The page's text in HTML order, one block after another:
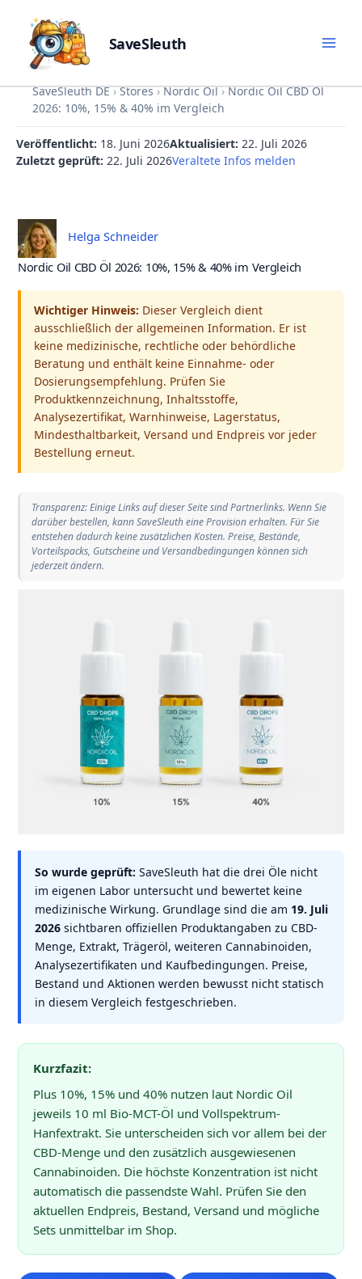
content
SaveSleuth
SaveSleuth DE › Stores › Nordic Oil › Nordic Oil CBD Öl
2026: 10%, 15% & 40% im Vergleich
Veröffentlicht: 18. Juni 2026Aktualisiert: 22. Juli 2026
Zuletzt geprüft: 22. Juli 2026Veraltete Infos melden
Helga Schneider
Nordic Oil CBD Öl 2026: 10%, 15% & 40% im Vergleich
Wichtiger Hinweis: Dieser Vergleich dient
ausschließlich der allgemeinen Information. Er ist
keine medizinische, rechtliche oder behördliche
Beratung und enthält keine Einnahme- oder
Dosierungsempfehlung. Prüfen Sie
Produktkennzeichnung, Inhaltsstoffe,
Analysezertifikat, Warnhinweise, Lagerstatus,
Mindesthaltbarkeit, Versand und Endpreis vor jeder
Bestellung erneut.
Transparenz: Einige Links auf dieser Seite sind Partnerlinks. Wenn Sie
darüber bestellen, kann SaveSleuth eine Provision erhalten. Für Sie
entstehen dadurch keine zusätzlichen Kosten. Preise, Bestände,
Vorteilspacks, Gutscheine und Versandbedingungen können sich
jederzeit ändern.
So wurde geprüft: SaveSleuth hat die drei Öle nicht
im eigenen Labor untersucht und bewertet keine
medizinische Wirkung. Grundlage sind die am 19. Juli
2026sichtbaren offiziellen Produktangaben zu CBD-
Menge, Extrakt, Trägeröl, weiteren Cannabinoiden,
Analysezertifikaten und Kaufbedingungen. Preise,
Bestand und Aktionen werden bewusst nicht statisch
in diesem Vergleich festgeschrieben.
Kurzfazit:
Plus 10%, 15% und 40% nutzen laut Nordic Oil
jeweils 10 ml Bio-MCT-Öl und Vollspektrum-
Hanfextrakt. Sie unterscheiden sich vor allem bei der
CBD-Menge und den zusätzlich ausgewiesenen
Cannabinoiden. Die höchste Konzentration ist nicht
automatisch die passendste Wahl. Prüfen Sie den
aktuellen Endpreis, Bestand, Versand und mögliche
Sets unmittelbar im Shop.